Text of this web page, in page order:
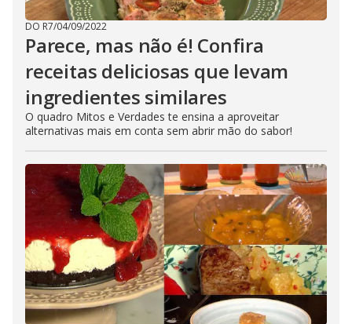
DO R7/04/09/2022
Parece, mas não é! Confira
receitas deliciosas que levam
ingredientes similares
O quadro Mitos e Verdades te ensina a aproveitar
alternativas mais em conta sem abrir mão do sabor!